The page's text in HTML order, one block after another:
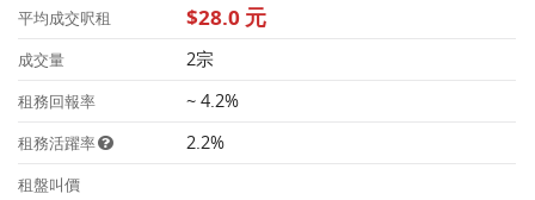
平均成交呎租 $28.0 元
成交量 2宗
租務回報率 ~ 4.2%
租務活躍率 2.2%
租盤叫價